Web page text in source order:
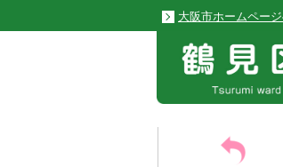
大阪市ホームペー